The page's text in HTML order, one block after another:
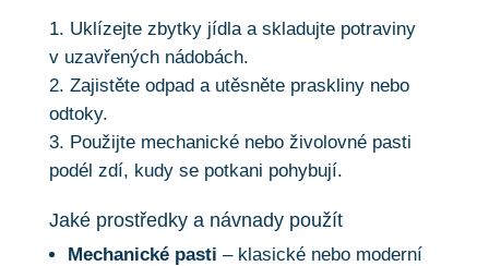
Uklízejte zbytky jídla a skladujte potraviny
v uzavřených nádobách.
Zajistěte odpad a utěsněte praskliny nebo
odtoky.
Použijte mechanické nebo živolovné pasti
podél zdí, kudy se potkani pohybují.
Jaké prostředky a návnady použít
Mechanické pasti – klasické nebo moderní